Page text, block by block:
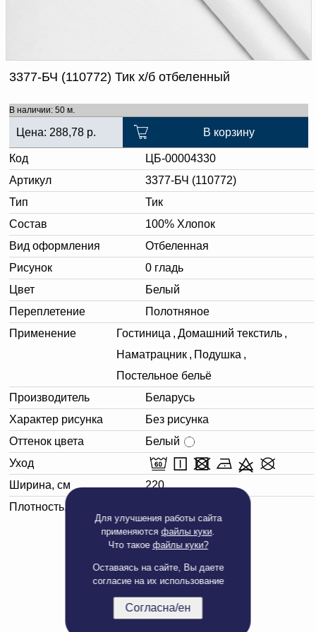
Для улучшения работы сайта
применяютсяфайлы куки.
Что такое файлы куки?
Оставаясь на сайте, Вы даете
согласие на их использование
Согласна/ен
Письмо руководителю
Вопросы и ответы
Новости | Статьи
3377-БЧ (110772) Тик х/б отбеленный
В наличии: 50 м.
Цена: 288,78 р. В корзину
Код
ЦБ-00004330
Артикул
3377-БЧ (110772)
Тип
Тик
Состав
100% Хлопок
Вид оформления
Отбеленная
Рисунок
0 гладь
Цвет
Белый
Переплетение
Полотняное
Применение
Гостиница , Домашний текстиль ,
Наматрацник , Подушка ,
Постельное бельё
Производитель
Беларусь
Характер рисунка
Без рисунка
Оттенок цвета
Белый
Уход
Ширина, см
220
Плотность, г/м²
Полная версия сайта
в
корзину